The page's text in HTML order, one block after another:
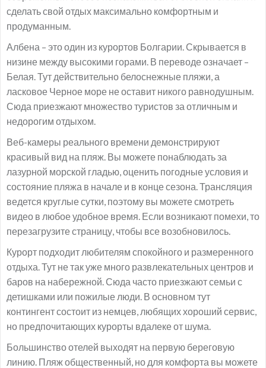
сделать свой отдых максимально комфортным и
продуманным.
Албена – это один из курортов Болгарии. Скрывается в
низине между высокими горами. В переводе означает –
Белая. Тут действительно белоснежные пляжи, а
ласковое Черное море не оставит никого равнодушным.
Сюда приезжают множество туристов за отличным и
недорогим отдыхом.
Веб-камеры реального времени демонстрируют
красивый вид на пляж. Вы можете понаблюдать за
лазурной морской гладью, оценить погодные условия и
состояние пляжа в начале и в конце сезона. Трансляция
ведется круглые сутки, поэтому вы можете смотреть
видео в любое удобное время. Если возникают помехи, то
перезагрузите страницу, чтобы все возобновилось.
Курорт подходит любителям спокойного и размеренного
отдыха. Тут не так уже много развлекательных центров и
баров на набережной. Сюда часто приезжают семьи с
детишками или пожилые люди. В основном тут
контингент состоит из немцев, любящих хороший сервис,
но предпочитающих курорты вдалеке от шума.
Большинство отелей выходят на первую береговую
линию. Пляж общественный, но для комфорта вы можете